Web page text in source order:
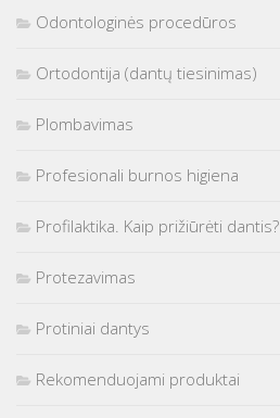
Odontologinės procedūros
Ortodontija (dantų tiesinimas)
Plombavimas
Profesionali burnos higiena
Profilaktika. Kaip prižiūrėti dantis?
Protezavimas
Protiniai dantys
Rekomenduojami produktai